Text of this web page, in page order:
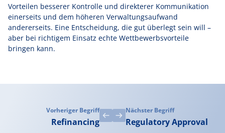
Vorteilen besserer Kontrolle und direkterer Kommunikation
einerseits und dem höheren Verwaltungsaufwand
andererseits. Eine Entscheidung, die gut überlegt sein will –
aber bei richtigem Einsatz echte Wettbewerbsvorteile
bringen kann.
Vorheriger Begriff
Refinancing
Nächster Begriff
Regulatory Approval